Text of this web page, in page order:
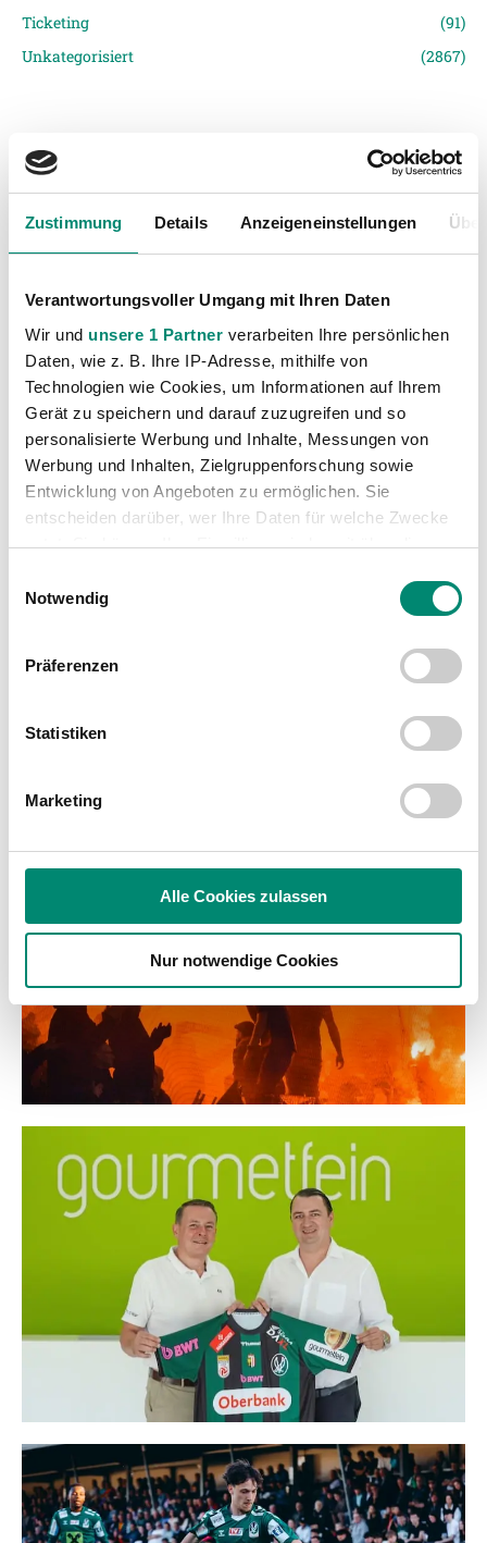
Zustimmung Details Anzeigeneinstellungen
Verantwortungsvoller Umgang mit Ihren Daten
Wir und unsere 1 Partner verarbeiten Ihre persönlichen
Daten, wie z. B. Ihre IP-Adresse, mithilfe von
Technologien wie Cookies, um Informationen auf Ihrem
Gerät zu speichern und darauf zuzugreifen und so
personalisierte Werbung und Inhalte, Messungen von
Werbung und Inhalten, Zielgruppenforschung sowie
Entwicklung von Angeboten zu ermöglichen. Sie
entscheiden darüber, wer Ihre Daten für welche Zwecke
nutzt. Sie können Ihre Einwilligung jederzeit über die
Trigger Symbol ändern oder widerrufen
Erfahren Sie mehr darüber, wie Ihre persönlichen Daten
verarbeitet werden, und legen Sie Ihre Präferenzen im
Wir verwenden Cookies, um Inhalte und Anzeigen zu
zu können und die Zugriffe auf unsere Website zu
Verwendung unserer Website an unsere Partner für
weiteren Daten zusammen, die Sie ihnen bereitgestellt
haben oder die sie im Rahmen Ihrer Nutzung der Dienste
gesammelt haben.
Weitere Details, insbesondere zu Speicherdauer und
Empfänger entnehmen Sie unserer
Notwendig
Präferenzen
Statistiken
Marketing
Alle Cookies zulassen
Nur notwendige Cookies
Ticketing
(91)
Unkategorisiert
(2867)
VORIGER NEWSEINTRAG NÄCHSTER NEWSEINTRAG
WEITERE NEWS